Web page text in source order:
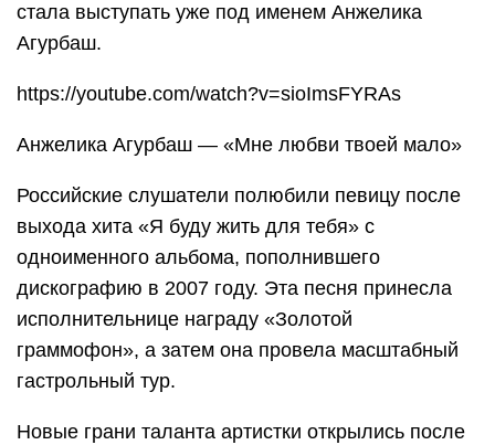
стала выступать уже под именем Анжелика
Агурбаш.
https://youtube.com/watch?v=sioImsFYRAs
Анжелика Агурбаш — «Мне любви твоей мало»
Российские слушатели полюбили певицу после
выхода хита «Я буду жить для тебя» с
одноименного альбома, пополнившего
дискографию в 2007 году. Эта песня принесла
исполнительнице награду «Золотой
граммофон», а затем она провела масштабный
гастрольный тур.
Новые грани таланта артистки открылись после